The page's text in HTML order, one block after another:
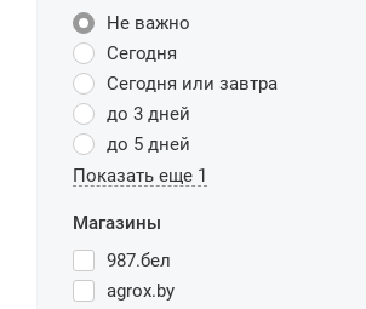
Не важно
Сегодня
Сегодня или завтра
до 3 дней
до 5 дней
Показать еще 1
Магазины
987.бел
agrox.by